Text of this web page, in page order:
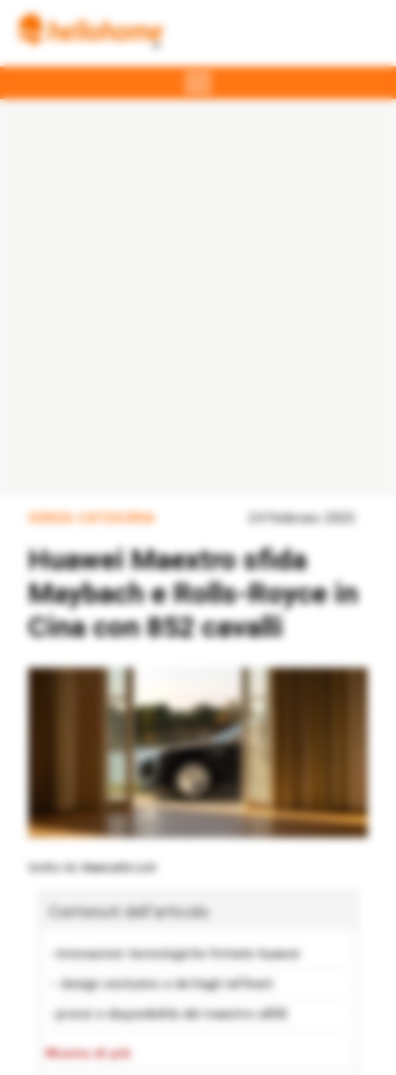
SENZA CATEGORIA
Huawei Maextro sfida
Maybach e Rolls-Royce in
Cina con 852 cavalli
Scritto da Giancarlo Loti
Contenuti dell'articolo
- innovazioni tecnologiche firmate huawei
-- design esclusivo e dettagli raffinati
- prezzi e disponibilità del maextro s800
- maextro s800 | galleria
Mostra di più